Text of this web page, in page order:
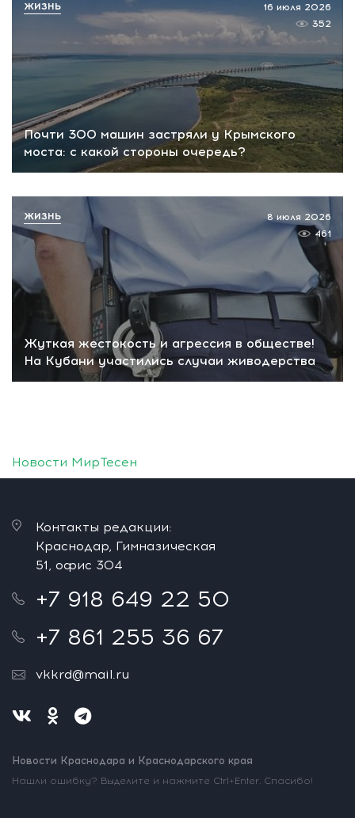
Почти 300 машин застряли у Крымского
моста: с какой стороны очередь?
16 июля 2026
352
ЖИЗНЬ
Жуткая жестокость и агрессия в обществе!
На Кубани участились случаи живодерства
8 июля 2026
461
ЖИЗНЬ
Новости МирТесен
Контакты редакции:
Краснодар, Гимназическая
51, офис 304
+7 918 649 22 50
+7 861 255 36 67
vkkrd@mail.ru
Новости Краснодара и Краснодарского края
Нашли ошибку? Выделите и нажмите Ctrl+Enter. Спасибо!